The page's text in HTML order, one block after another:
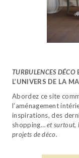
TURBULENCES DÉCO
L’UNIVERS DE LA
Abordez ce site
l’aménagement
inspirations, des
shopping…et surtout,
projets de déco.